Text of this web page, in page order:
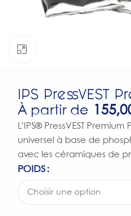
IPS PressVEST
À partir de
L’IPS® PressVEST
universel à base de
avec les céramiques de
POIDS